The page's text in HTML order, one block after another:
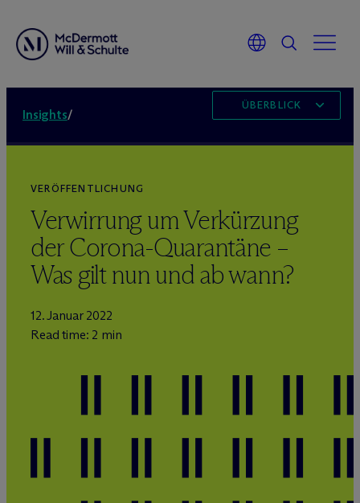
Insights/
ÜBERBLICK
VERÖFFENTLICHUNG
Verwirrung um Verkürzung
der Corona-Quarantäne –
Was gilt nun und ab wann?
12. Januar 2022
Read time: 2 min